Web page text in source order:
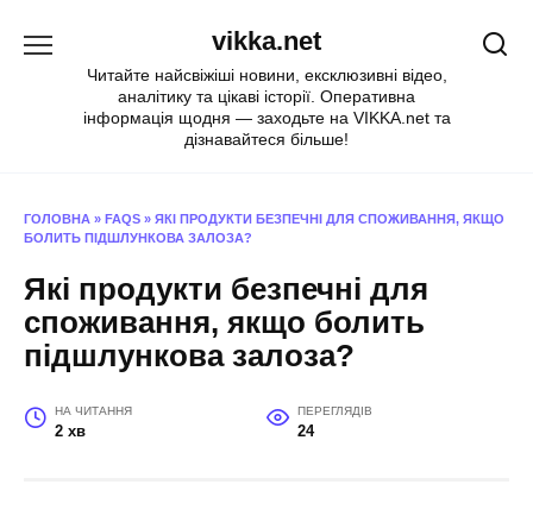
vikka.net
Читайте найсвіжіші новини, ексклюзивні відео,
аналітику та цікаві історії. Оперативна
інформація щодня — заходьте на VIKKA.net та
дізнавайтеся більше!
ГОЛОВНА » FAQS » ЯКІ ПРОДУКТИ БЕЗПЕЧНІ ДЛЯ СПОЖИВАННЯ, ЯКЩО
БОЛИТЬ ПІДШЛУНКОВА ЗАЛОЗА?
Які продукти безпечні для
споживання, якщо болить
підшлункова залоза?
НА ЧИТАННЯ
2 хв
ПЕРЕГЛЯДІВ
24